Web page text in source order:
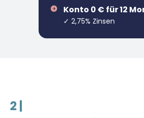
Konto 0 € für 12
✓ 2,75% Zinsen
2 |